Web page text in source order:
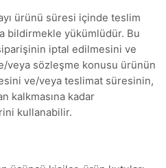
ürünü süresi içinde teslim
bildirmekle yükümlüdür. Bu
iptal edilmesini ve
veya sözleşme konusu ürünün
ve/veya teslimat süresinin,
kalkmasına kadar
kullanabilir.